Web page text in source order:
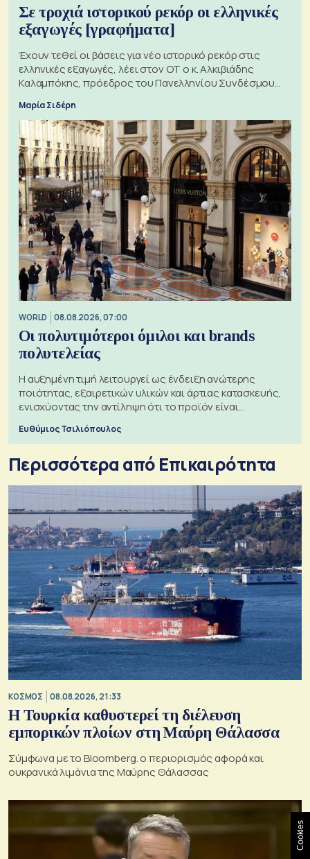
Σε τροχιά ιστορικού ρεκόρ οι ελληνικές
εξαγωγές [γραφήματα]
Έχουν τεθεί οι βάσεις για νέο ιστορικό ρεκόρ στις
ελληνικές εξαγωγές, λέει στον ΟΤ ο κ. Αλκιβιάδης
Καλαμπόκης, πρόεδρος του Πανελληνίου Συνδέσμου
Μαρία Σιδέρη
WORLD 08.08.2026, 07:00
Οι πολυτιμότεροι όμιλοι και brands
πολυτελείας
Η αυξημένη τιμή λειτουργεί ως ένδειξη ανώτερης
ποιότητας, εξαιρετικών υλικών και άρτιας κατασκευής,
ενισχύοντας την αντίληψη ότι το προϊόν είναι
Ευθύμιος Τσιλιόπουλος
Περισσότερα από Επικαιρότητα
ΚΟΣΜΟΣ 08.08.2026, 21:33
Η Τουρκία καθυστερεί τη διέλευση
εμπορικών πλοίων στη Μαύρη Θάλασσα
Σύμφωνα με το Bloomberg. ο περιορισμός αφορά και
ουκρανικά λιμάνια της Μαύρης Θάλασσας
Cookies